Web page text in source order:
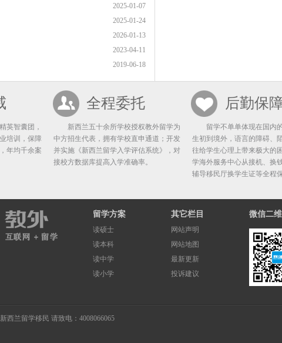
2025-01-07
2025-01-24
2026-01-13
2023-04-11
2019-06-18
智囊团，
培训，保障
年均千余案
全程委托
新西兰五十余所学校授权教外留学为
中方招生代表，拥有学校直申通道；开发
并实施《新西兰留学入学评估系统》，对
接校方数据库提高入学准确率。
后勤保
留学不单单体现在国内
生初到境外，语言的障碍、
往给学生心理上带来极大的
学海外服务中心从接机、换
辅导移民厅换学生证等全程保
留学方案
读硕士
读本科
读中学
读小学
其它栏目
网站声明
网站地图
最新更新
投诉建议
微信二
新西兰留学移民 请致电：4008066065